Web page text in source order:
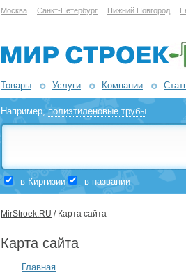
Москва Санкт-Петербург Нижний Новгород
Товары Услуги Компании
Например,полиэтиленовые трубы
в Киргизии в названии
MirStroek.RU / Карта сайта
Карта сайта
Главная